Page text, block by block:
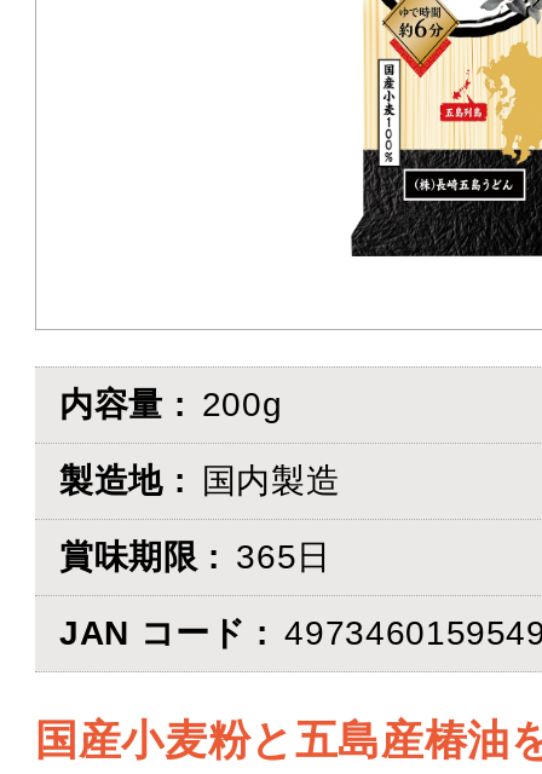
内容量 200g
製造地 国内製造
賞味期限 365日
JAN コード
国産小麦粉と五島産椿油